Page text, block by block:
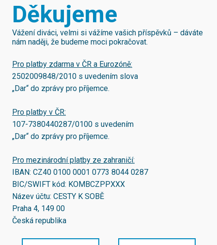
Děkujeme
Vážení diváci, velmi si vážíme vašich příspěvků – dáváte
nám naději, že budeme moci pokračovat.
Pro platby zdarma v ČR a Eurozóně:
2502009848/2010 s uvedením slova
„Dar“ do zprávy pro příjemce.
Pro platby v ČR:
107-7380440287/0100 s uvedením
„Dar“ do zprávy pro příjemce.
Pro mezinárodní platby ze zahraničí:
IBAN: CZ40 0100 0001 0773 8044 0287
BIC/SWIFT kód: KOMBCZPPXXX
Název účtu: CESTY K SOBĚ
Praha 4, 149 00
Česká republika